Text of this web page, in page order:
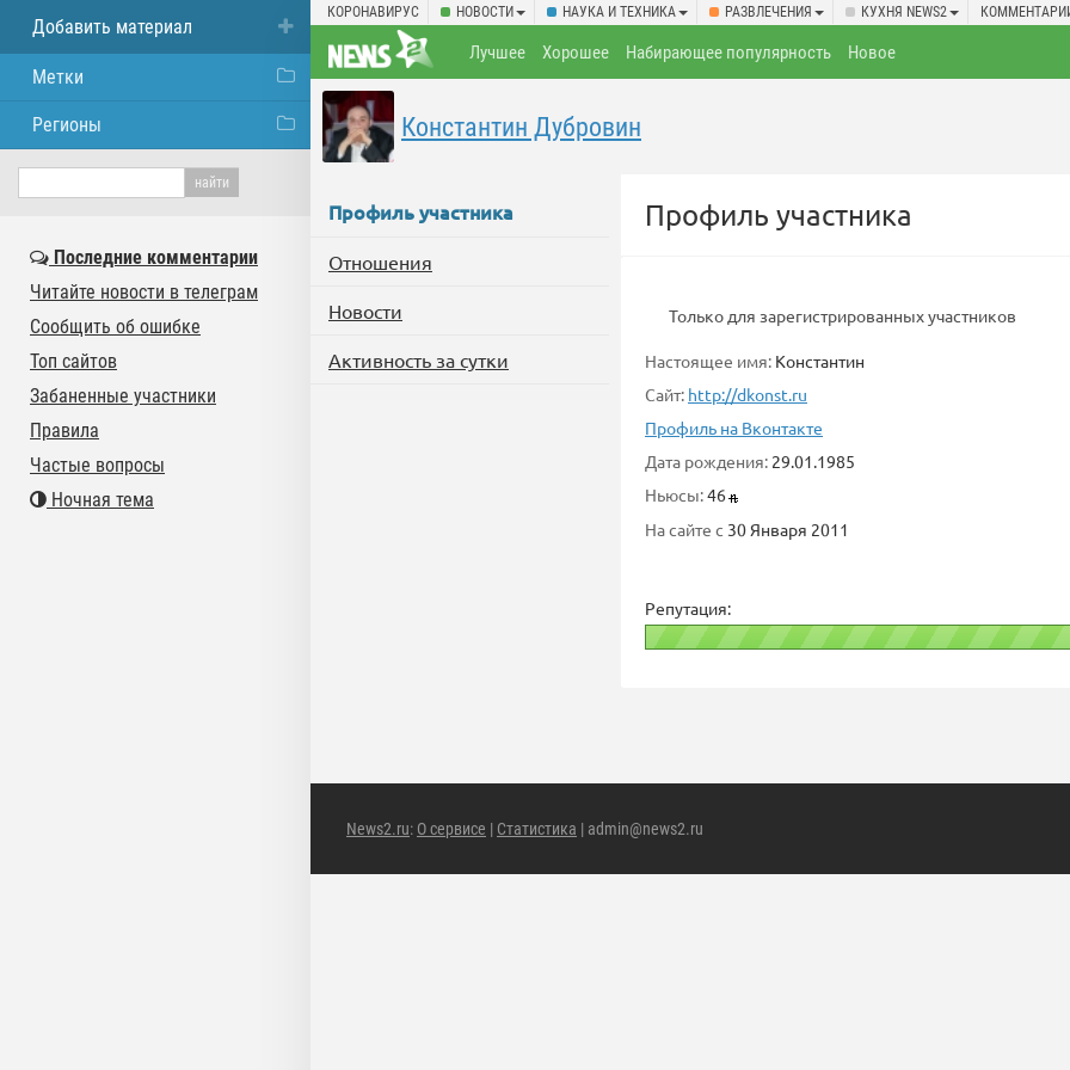
КОРОНАВИРУС НОВОСТИ НАУКА И ТЕХНИКА РАЗВЛЕЧЕНИЯ КУХНЯ NEWS2
Лучшее Хорошее Набирающее популярность Новое
Константин Дубровин
Профиль участника
Отношения
Новости
Активность за сутки
Профиль участника
Только для зарегистрированных участников
Настоящее имя: Константин
Сайт: http://dkonst.ru
Профиль на Вконтакте
Дата рождения: 29.01.1985
Ньюсы:46
На сайте с 30 Января 2011
Репутация:
News2.ru: О сервисе | Статистика | admin@news2.ru
Добавить материал
Метки
Регионы
Последние комментарии
Читайте новости в телеграм
Сообщить об ошибке
Топ сайтов
Забаненные участники
Правила
Частые вопросы
Ночная тема